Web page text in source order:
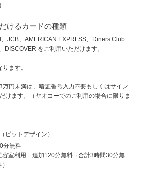
けるカードの種類
JCB、AMERICAN EXPRESS、Diners Club
DISCOVER をご利用いただけます。
ます。
円未満は、暗証番号入力不要もしくはサイン
けます。（ヤオコーでのご利用の場合に限りま
ピットデザイン）
分無料
容室利用 追加120分無料（合計3時間30分無